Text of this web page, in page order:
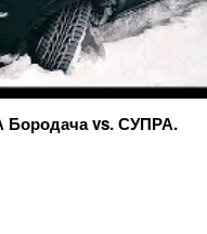
Бородача vs. СУПРА.